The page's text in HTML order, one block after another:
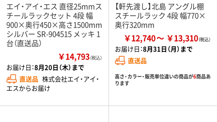
エイ・アイ・エス 直径25mmス
チールラックセット 4段 幅
900×奥行450×高さ1500mm
シルバー SR-904515 メッキ 1
台（直送品）
￥14,793（税込）
お届け日：8月20日（木）まで
直送品 株式会社エイ・アイ・
エスからお届け
【軒先渡し】北島 アングル棚
スチールラック 4段 幅770×
奥行320mm
￥12,740 ￥13,310
お届け日：8月31日（月）まで
直送品
高さ・カラー・販売単位違いの商品が6商品あ
ります